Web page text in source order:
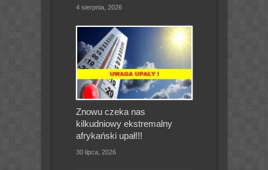
4 sierpnia, 2026
Znowu czeka nas
kilkudniowy ekstremalny
afrykański upał!!!
30 lipca, 2026